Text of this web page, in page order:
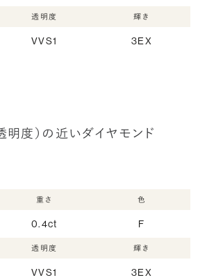
透明度
VVS1
輝き
3EX
明度）の近いダイヤモンド
重さ
0.4ct
色
F
透明度
VVS1
輝き
3EX